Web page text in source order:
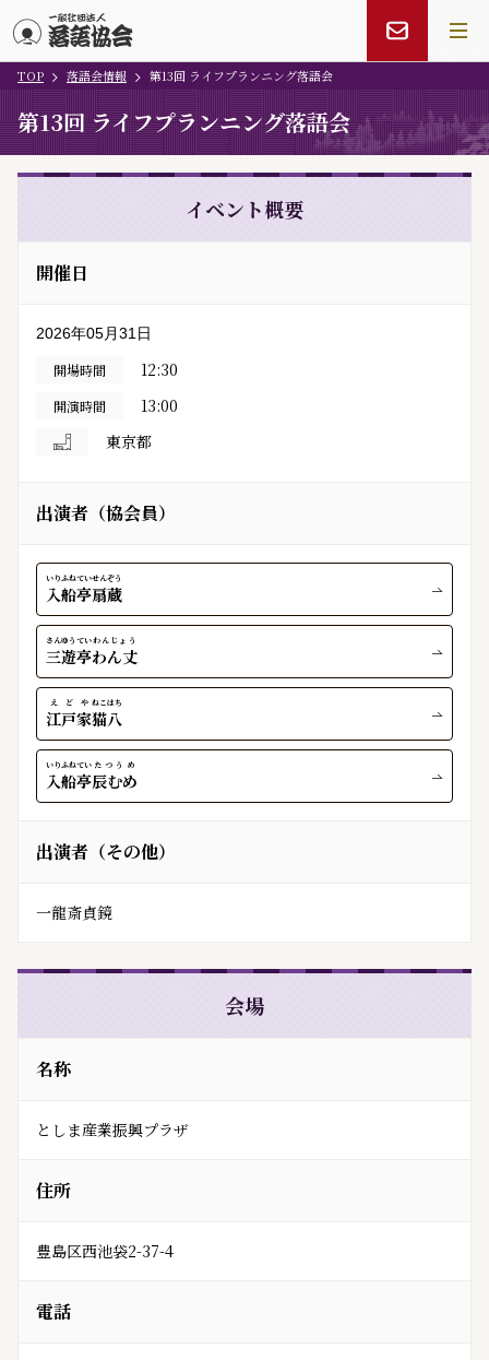
TOP 落語会情報 第13回 ライフプランニング落語会
第13回 ライフプランニング落語会
イベント概要
開催日
2026年05月31日
開場時間 12:30
開演時間
13:00
東京都
出演者（協会員）
入船亭
いりふねてい
扇蔵
せんぞう
三遊亭
さんゆうてい
わん丈
わんじょう
江戸家
えどや
猫八
ねこはち
入船亭
いりふねてい
辰むめ
たつうめ
出演者（その他）
一龍斎貞鏡
会場
名称
としま産業振興プラザ
住所
豊島区西池袋2-37-4
電話